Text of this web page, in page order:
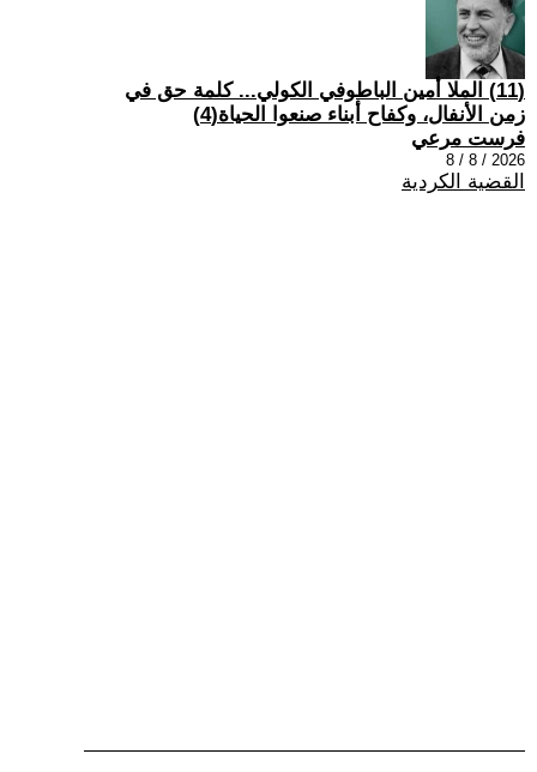
(11) الملا أمين الباطوفي الكولي... كلمة حق في
زمن الأنفال، وكفاح أبناء صنعوا الحياة(4)
فرست مرعي
2026 / 8 / 8
القضية الكردية